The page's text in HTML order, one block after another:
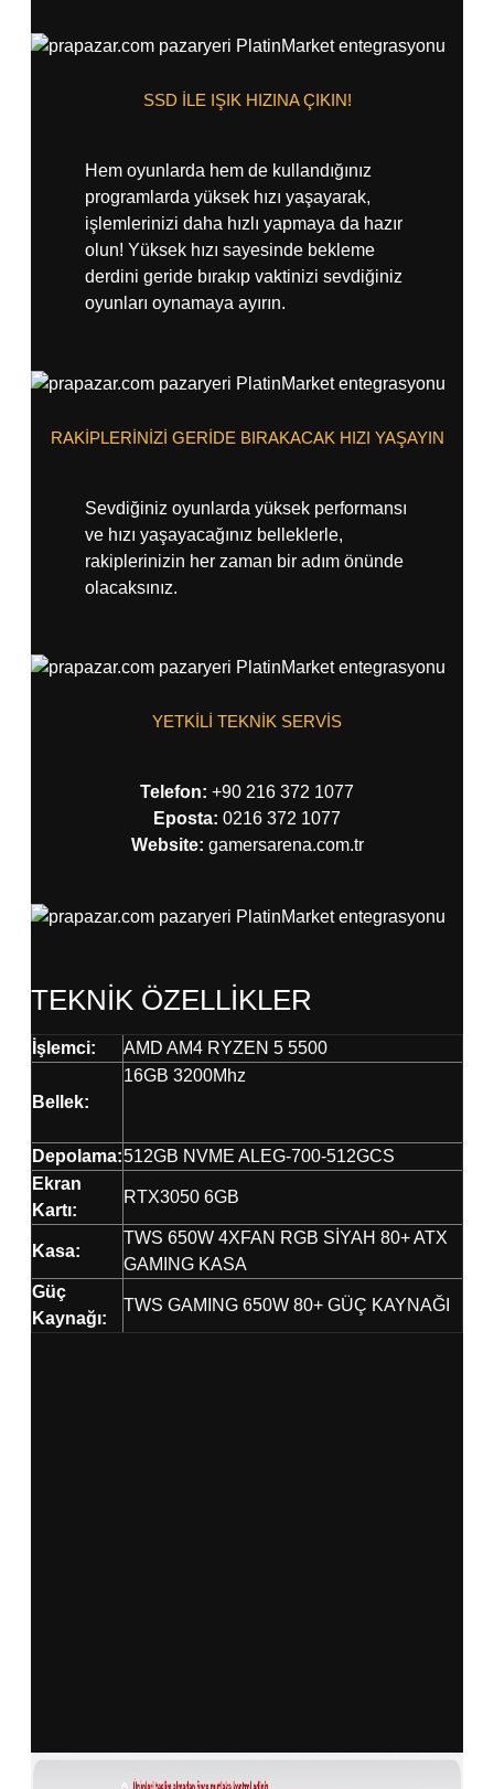
SSD İLE IŞIK HIZINA ÇIKIN!
Hem oyunlarda hem de kullandığınız
programlarda yüksek hızı yaşayarak,
işlemlerinizi daha hızlı yapmaya da hazır
olun! Yüksek hızı sayesinde bekleme
derdini geride bırakıp vaktinizi sevdiğiniz
oyunları oynamaya ayırın.
RAKİPLERİNİZİ GERİDE BIRAKACAK HIZI YAŞAYIN
Sevdiğiniz oyunlarda yüksek performansı
ve hızı yaşayacağınız belleklerle,
rakiplerinizin her zaman bir adım önünde
olacaksınız.
YETKİLİ TEKNİK SERVİS
Telefon: +90 216 372 1077
Eposta: 0216 372 1077
Website: gamersarena.com.tr
TEKNİK ÖZELLİKLER
İşlemci: AMD AM4 RYZEN 5 5500
Bellek:
16GB 3200Mhz
Depolama:512GB NVME ALEG-700-512GCS
Ekran
Kartı:
RTX3050 6GB
Kasa:
TWS 650W 4XFAN RGB SİYAH 80+ ATX
GAMING KASA
Güç
Kaynağı:
TWS GAMING 650W 80+ GÜÇ KAYNAĞI